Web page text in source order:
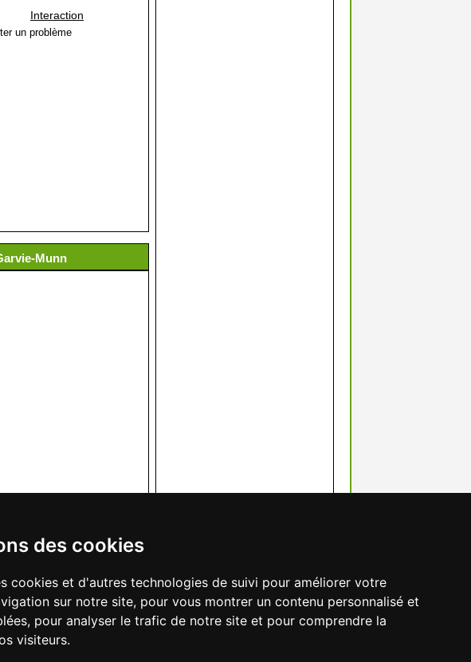
des cookies
cookies et d'autres technologies de suivi pour améliorer votre
sur notre site, pour vous montrer un contenu personnalisé et
pour analyser le trafic de notre site et pour comprendre la
visiteurs.
Interaction
un problème
Munn